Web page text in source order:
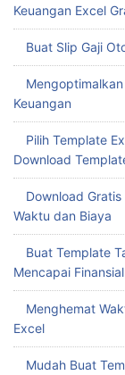
Keuangan Excel
Buat Slip Gaji
Keuangan
Pilih Template
Download
Download
Waktu dan Biaya
Buat Template
Mencapai
Menghemat
Excel
Mudah Buat